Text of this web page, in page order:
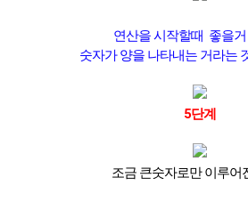
연산을 시작할때 좋을
숫자가 양을 나타내는 거라는
5단계
조금 큰숫자로만 이루어